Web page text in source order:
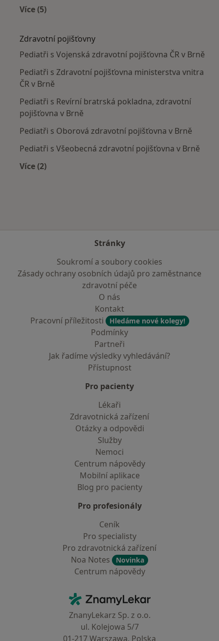
Více (5)
Zdravotní pojišťovny
Pediatři s Vojenská zdravotní pojišťovna ČR v Brně
Pediatři s Zdravotní pojišťovna ministerstva vnitra
ČR v Brně
Pediatři s Revírní bratrská pokladna, zdravotní
pojišťovna v Brně
Pediatři s Oborová zdravotní pojišťovna v Brně
Pediatři s Všeobecná zdravotní pojišťovna v Brně
Více (2)
Stránky
Soukromí a soubory cookies
Zásady ochrany osobních údajů pro zaměstnance
zdravotní péče
O nás
Kontakt
Pracovní příležitosti
Hledáme nové kolegy!
Podmínky
Partneři
Jak řadíme výsledky vyhledávání?
Přístupnost
Pro pacienty
Lékaři
Zdravotnická zařízení
Otázky a odpovědi
Služby
Nemoci
Centrum nápovědy
Mobilní aplikace
Blog pro pacienty
Pro profesionály
Ceník
Pro specialisty
Pro zdravotnická zařízení
Noa Notes
Novinka
Centrum nápovědy
ZnamyLekar - Hlavní stránka
ZnanyLekarz Sp. z o.o.
ul. Kolejowa 5/7
01-217 Warszawa, Polska